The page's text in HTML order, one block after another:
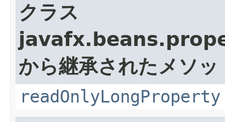
クラス
から継承されたメソッ
readOnlyLongProperty